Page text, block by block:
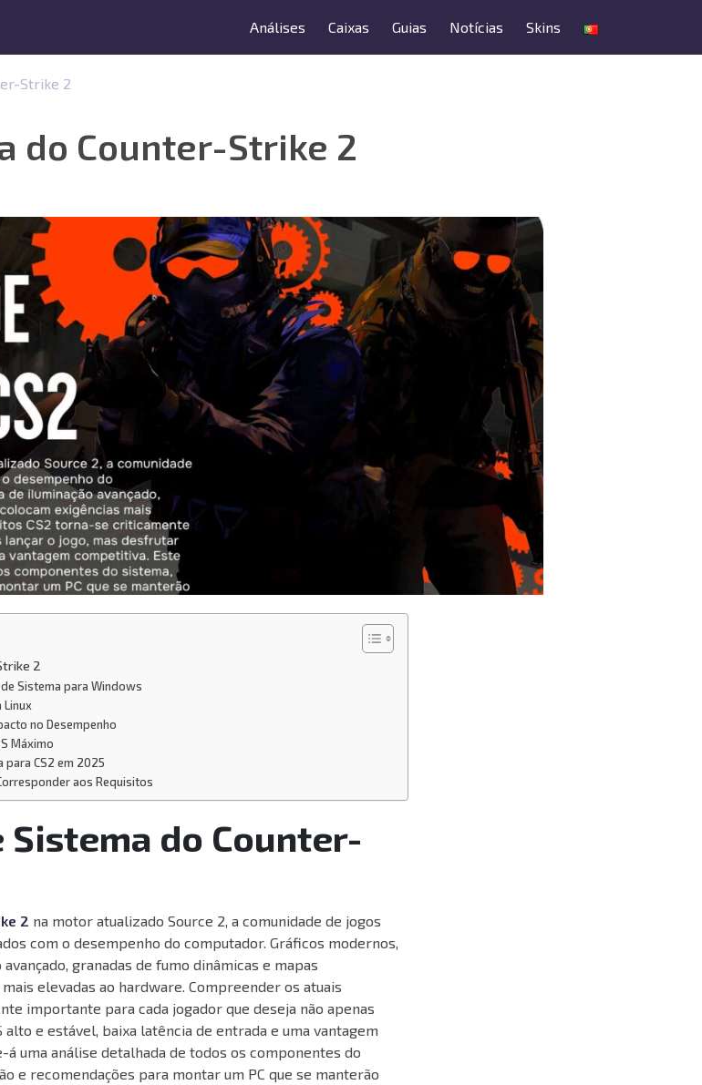
Análises Caixas Guias Notícias Skins
Strike 2
do Counter-Strike 2
2
Sistema para Windows
Linux
no Desempenho
Máximo
para CS2 em 2025
aos Requisitos
do Counter-
2 na motor atualizado Source 2, a comunidade de jogos
com o desempenho do computador. Gráficos modernos,
granadas de fumo dinâmicas e mapas
elevadas ao hardware. Compreender os atuais
importante para cada jogador que deseja não apenas
e estável, baixa latência de entrada e uma vantagem
uma análise detalhada de todos os componentes do
e recomendações para montar um PC que se manterão